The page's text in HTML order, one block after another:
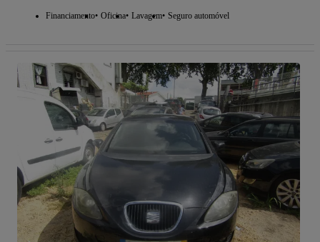
Financiamento Oficina Lavagem Seguro automóvel